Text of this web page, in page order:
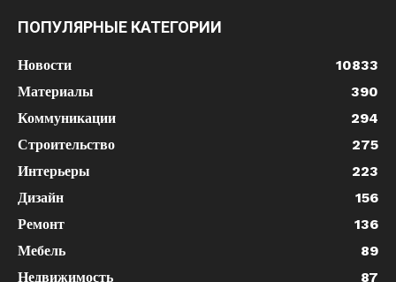
ПОПУЛЯРНЫЕ КАТЕГОРИИ
Новости
10833
Материалы
390
Коммуникации
294
Строительство
275
Интерьеры
223
Дизайн
156
Ремонт
136
Мебель
89
Недвижимость
87